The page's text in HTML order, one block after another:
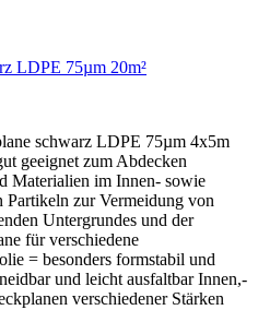
LDPE 75µm 20m²
schwarz LDPE 75µm 4x5m
geeignet zum Abdecken
Materialien im Innen- sowie
Partikeln zur Vermeidung von
Untergrundes und der
für verschiedene
= besonders formstabil und
und leicht ausfaltbar Innen,-
verschiedener Stärken